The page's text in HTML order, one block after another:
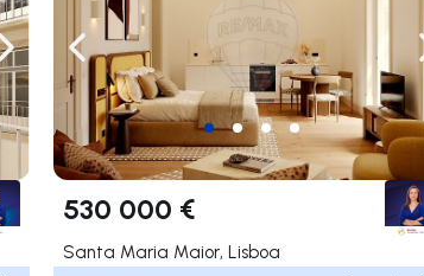
Navegação para a direita
Navegação para a esquerda
530 000 €
Santa Maria Maior, Lisboa